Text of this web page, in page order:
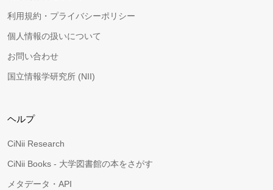
利用規約・プライバシーポリシー
個人情報の扱いについて
お問い合わせ
国立情報学研究所 (NII)
ヘルプ
CiNii Research
CiNii Books - 大学図書館の本をさがす
メタデータ・API